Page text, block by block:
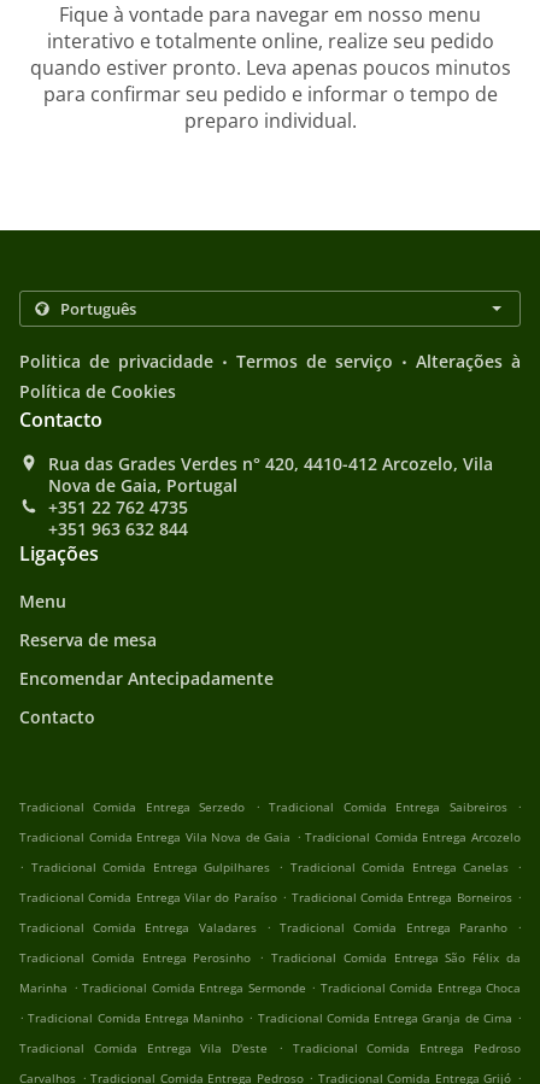
Fique à vontade para navegar em nosso menu
interativo e totalmente online, realize seu pedido
quando estiver pronto. Leva apenas poucos minutos
para confirmar seu pedido e informar o tempo de
preparo individual.
Politica de privacidade . Termos de serviço . Alterações à
Política de Cookies
Contacto
Rua das Grades Verdes n° 420, 4410-412 Arcozelo, Vila
Nova de Gaia, Portugal
+351 22 762 4735
+351 963 632 844
Ligações
Menu
Reserva de mesa
Encomendar Antecipadamente
Contacto
Tradicional Comida Entrega Serzedo . Tradicional Comida Entrega Saibreiros
.
Tradicional Comida Entrega Vila Nova de Gaia . Tradicional Comida Entrega Arcozelo
. Tradicional Comida Entrega Gulpilhares . Tradicional Comida Entrega Canelas .
Tradicional Comida Entrega Vilar do Paraíso . Tradicional Comida Entrega Borneiros .
Tradicional Comida Entrega Valadares
. Tradicional Comida Entrega Paranho
.
Tradicional Comida Entrega Perosinho . Tradicional Comida Entrega São Félix da
Marinha . Tradicional Comida Entrega Sermonde . Tradicional Comida Entrega Choca
. Tradicional Comida Entrega Maninho . Tradicional Comida Entrega Granja de Cima .
Tradicional Comida Entrega Vila D'este
.
Tradicional Comida Entrega Pedroso
Carvalhos . Tradicional Comida Entrega Pedroso . Tradicional Comida Entrega Grijó .